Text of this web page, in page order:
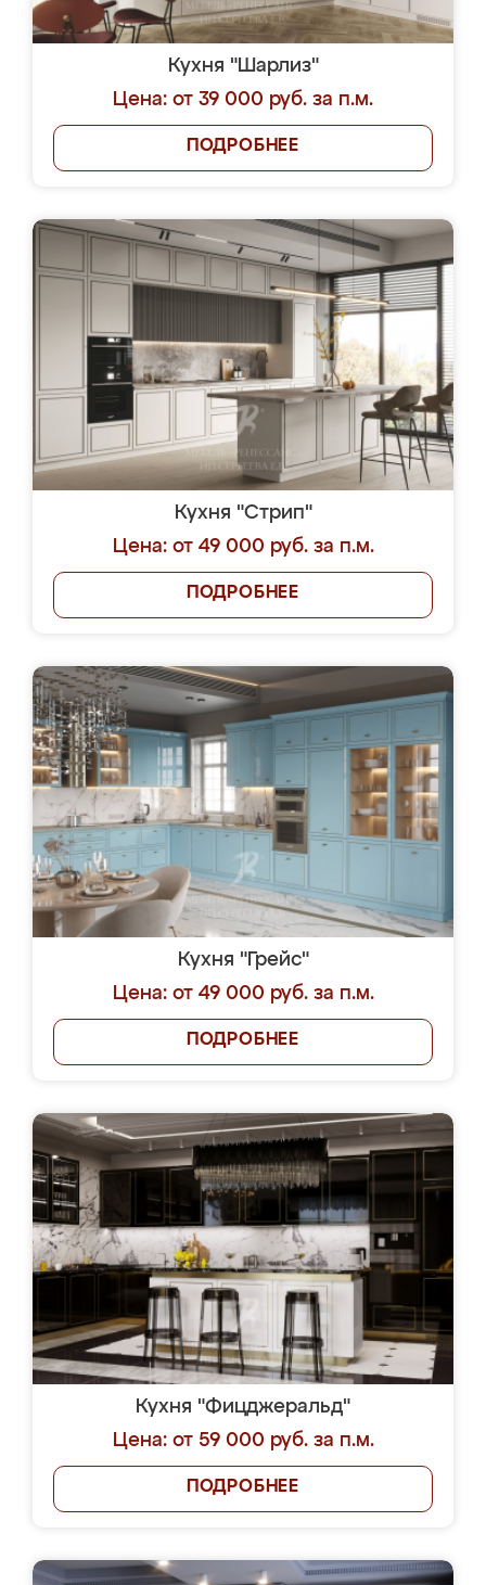
Кухня "Шарлиз"
Цена: от 39 000 руб. за п.м.
ПОДРОБНЕЕ
Кухня "Стрип"
Цена: от 49 000 руб. за п.м.
ПОДРОБНЕЕ
Кухня "Грейс"
Цена: от 49 000 руб. за п.м.
ПОДРОБНЕЕ
Кухня "Фицджеральд"
Цена: от 59 000 руб. за п.м.
ПОДРОБНЕЕ